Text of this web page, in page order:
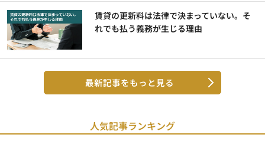
賃貸の更新料は法律で決まっていない。そ
れでも払う義務が生じる理由
最新記事をもっと見る
人気記事ランキング